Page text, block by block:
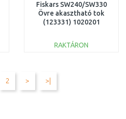
Fiskars SW240/SW330
Övre akasztható tok
(123331) 1020201
RAKTÁRON
Összehasonlítás
2 > >|